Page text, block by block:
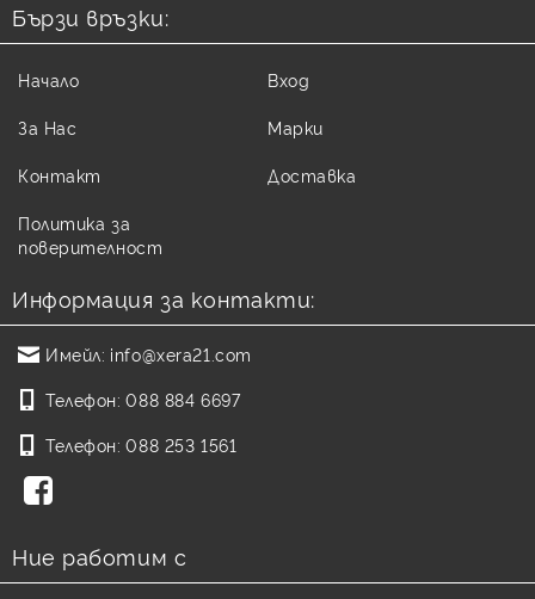
Бързи връзки:
Начало
За Нас
Контакт
Политика за
поверителност
Вход
Марки
Доставка
Информация за контакти:
Имейл: info@xera21.com
Телефон: 088 884 6697
Телефон: 088 253 1561
Ние работим с